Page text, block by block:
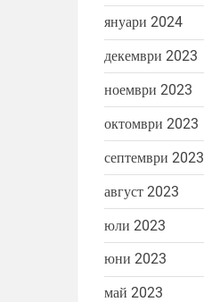
януари 2024
декември 2023
ноември 2023
октомври 2023
септември 2023
август 2023
юли 2023
юни 2023
май 2023